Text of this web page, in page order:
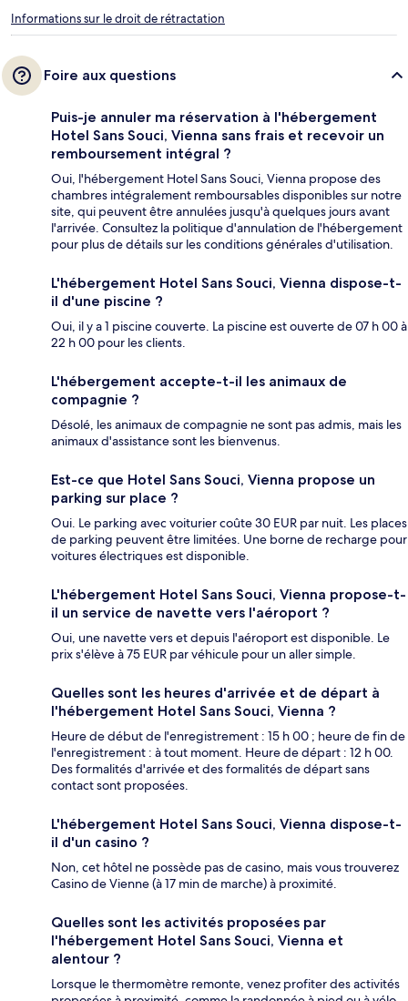
Informations sur le droit de rétractation
Foire aux questions
Puis-je annuler ma réservation à l'hébergement
Hotel Sans Souci, Vienna sans frais et recevoir un
remboursement intégral ?
Oui, l'hébergement Hotel Sans Souci, Vienna propose des
chambres intégralement remboursables disponibles sur notre
site, qui peuvent être annulées jusqu'à quelques jours avant
l'arrivée. Consultez la politique d'annulation de l'hébergement
pour plus de détails sur les conditions générales d'utilisation.
L'hébergement Hotel Sans Souci, Vienna dispose-t-
il d'une piscine ?
Oui, il y a 1 piscine couverte. La piscine est ouverte de 07 h 00 à
22 h 00 pour les clients.
L'hébergement accepte-t-il les animaux de
compagnie ?
Désolé, les animaux de compagnie ne sont pas admis, mais les
animaux d'assistance sont les bienvenus.
Est-ce que Hotel Sans Souci, Vienna propose un
parking sur place ?
Oui. Le parking avec voiturier coûte 30 EUR par nuit. Les places
de parking peuvent être limitées. Une borne de recharge pour
voitures électriques est disponible.
L'hébergement Hotel Sans Souci, Vienna propose-t-
il un service de navette vers l'aéroport ?
Oui, une navette vers et depuis l'aéroport est disponible. Le
prix s'élève à 75 EUR par véhicule pour un aller simple.
Quelles sont les heures d'arrivée et de départ à
l'hébergement Hotel Sans Souci, Vienna ?
Heure de début de l'enregistrement : 15 h 00 ; heure de fin de
l'enregistrement : à tout moment. Heure de départ : 12 h 00.
Des formalités d'arrivée et des formalités de départ sans
contact sont proposées.
L'hébergement Hotel Sans Souci, Vienna dispose-t-
il d'un casino ?
Non, cet hôtel ne possède pas de casino, mais vous trouverez
Casino de Vienne (à 17 min de marche) à proximité.
Quelles sont les activités proposées par
l'hébergement Hotel Sans Souci, Vienna et
alentour ?
Lorsque le thermomètre remonte, venez profiter des activités